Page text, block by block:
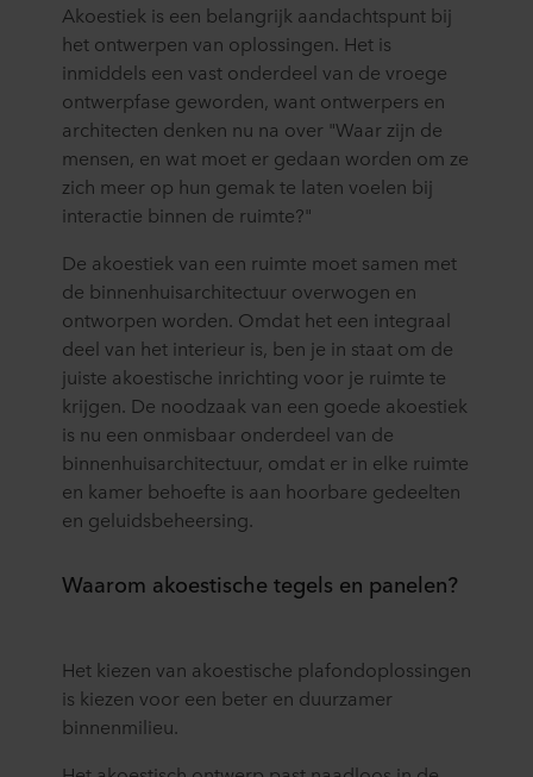
Akoestiek is een belangrijk aandachtspunt bij
het ontwerpen van oplossingen. Het is
inmiddels een vast onderdeel van de vroege
ontwerpfase geworden, want ontwerpers en
architecten denken nu na over "Waar zijn de
mensen, en wat moet er gedaan worden om ze
zich meer op hun gemak te laten voelen bij
interactie binnen de ruimte?"
De akoestiek van een ruimte moet samen met
de binnenhuisarchitectuur overwogen en
ontworpen worden. Omdat het een integraal
deel van het interieur is, ben je in staat om de
juiste akoestische inrichting voor je ruimte te
krijgen. De noodzaak van een goede akoestiek
is nu een onmisbaar onderdeel van de
binnenhuisarchitectuur, omdat er in elke ruimte
en kamer behoefte is aan hoorbare gedeelten
en geluidsbeheersing.
Waarom akoestische tegels en panelen?
Het kiezen van akoestische plafondoplossingen
is kiezen voor een beter en duurzamer
binnenmilieu.